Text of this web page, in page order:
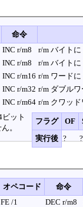
命令
INC r/m8
r/m バイトに
INC r/m8
r/m バイトに
INC r/m16 r/m ワードに
INC r/m32 r/m ダブルワ
INC r/m64 r/m クワッド
フラグ OF
実行後 ? ?
ット
。
オペコード 命令
FE /1
DEC r/m8